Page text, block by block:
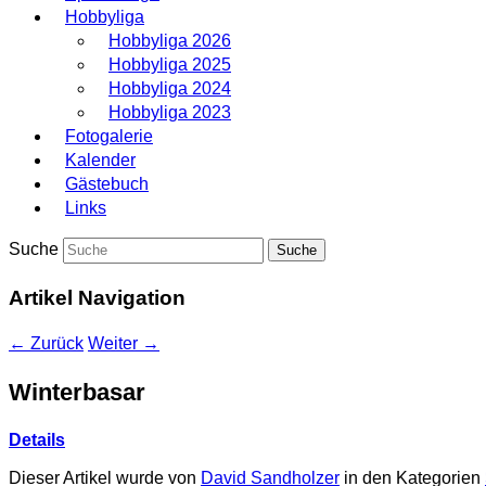
Hobbyliga
Hobbyliga 2026
Hobbyliga 2025
Hobbyliga 2024
Hobbyliga 2023
Fotogalerie
Kalender
Gästebuch
Links
Suche
Artikel Navigation
← Zurück Weiter →
Winterbasar
Details
Dieser Artikel wurde von David Sandholzer in den Kategorien